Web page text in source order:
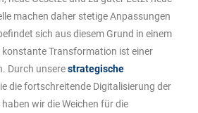
machen daher stetige Anpassungen
sich aus diesem Grund in einem
konstante Transformation ist einer
Durch unserestrategische
die fortschreitende Digitalisierung der
wir die Weichen für die